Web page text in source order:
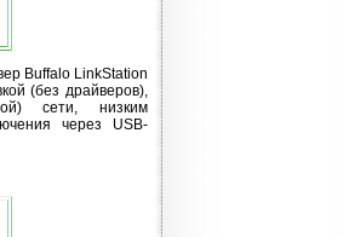
Buffalo LinkStation
(без драйверов),
сети, низким
через USB-